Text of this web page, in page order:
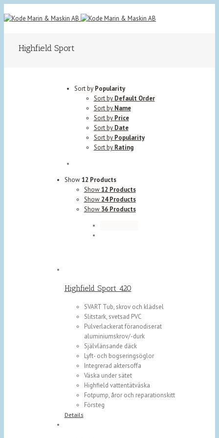
Highfield Sport
Sort by Popularity
Sort by Default Order
Sort by Name
Sort by Price
Sort by Date
Sort by Popularity
Sort by Rating
Show12 Products
Show12 Products
Show 24 Products
Show 36 Products
Highfield Sport 420
SVART Tub, skrov och klädsel
Slitstark, svetsad PVC
Pulverlackerat föranodiserat
aluminiumskrov/-durk
Självlänsande däck
Lyft- och bogseringsöglor
Integrerad aktersoffa
Väska under sätet
Highfield vattentätväska
Fotpump, åror och reparationskitt
Försteg
Details